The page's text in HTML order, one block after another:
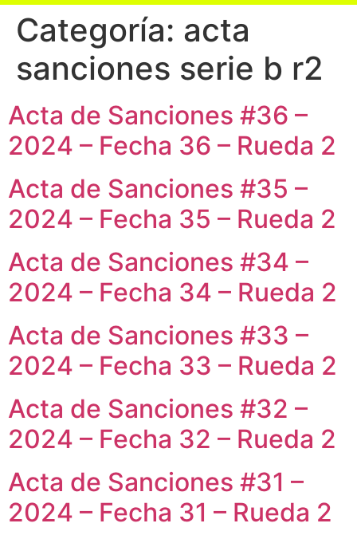
Categoría: acta
sanciones serie b r2
Acta de Sanciones #36 –
2024 – Fecha 36 – Rueda 2
Acta de Sanciones #35 –
2024 – Fecha 35 – Rueda 2
Acta de Sanciones #34 –
2024 – Fecha 34 – Rueda 2
Acta de Sanciones #33 –
2024 – Fecha 33 – Rueda 2
Acta de Sanciones #32 –
2024 – Fecha 32 – Rueda 2
Acta de Sanciones #31 –
2024 – Fecha 31 – Rueda 2